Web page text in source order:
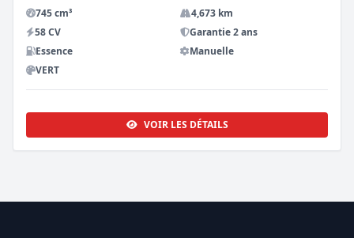
745 cm³
4,673 km
58 CV
Garantie 2 ans
Essence
Manuelle
VERT
VOIR LES DÉTAILS